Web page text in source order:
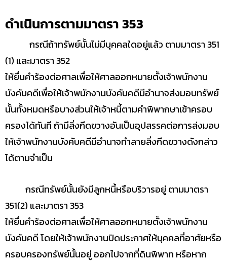
ดำเนินการตามมาตรา 353
กรณีถ้าทรัพย์นั้นไม่มีบุคคลใดอยู่แล้ว ตามมาตรา 351
(1) และมาตรา 352
ให้ยื่นคำร้องต่อศาลเพื่อให้ศาลออกหมายตั้งเจ้าพนักงาน
บังคับคดีเพื่อให้เจ้าพนักงานบังคับคดีมีอำนาจส่งมอบทรัพย์
นั้นทั้งหมดหรือบางส่วนให้เจ้าหนี้ตามคำพิพากษาเข้าครอบ
ครองได้ทันที ถ้ามีสิ่งกีดขวางอันเป็นอุปสรรคต่อการส่งมอบ
ให้เจ้าพนักงานบังคับคดีมีอำนาจทำลายสิ่งกีดขวางดังกล่าว
ได้ตามจำเป็น
กรณีทรัพย์นั้นยังมีลูกหนี้หรือบริวารอยู่ ตามมาตรา
351(2) และมาตรา 353
ให้ยื่นคำร้องต่อศาลเพื่อให้ศาลออกหมายตั้งเจ้าพนักงาน
บังคับคดี โดยให้เจ้าพนักงานปิดประกาศให้บุคคลที่อาศัยหรือ
ครอบครองทรัพย์นั้นอยู่ ออกไปจากที่ดินพิพาท หรือหาก